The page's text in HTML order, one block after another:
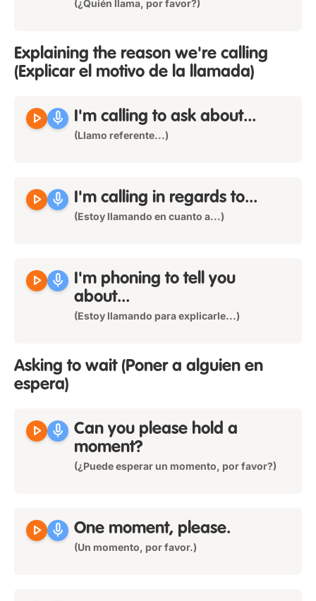
(¿Quién llama, por favor?)
Explaining the reason we're calling
(Explicar el motivo de la llamada)
play_arrow mic I'm calling to ask about...
(Llamo referente...)
play_arrow mic I'm calling in regards to...
(Estoy llamando en cuanto a...)
play_arrow mic I'm phoning to tell you
about...
(Estoy llamando para explicarle...)
Asking to wait (Poner a alguien en
espera)
play_arrow mic Can you please hold a
moment?
(¿Puede esperar un momento, por favor?)
play_arrow mic One moment, please.
(Un momento, por favor.)